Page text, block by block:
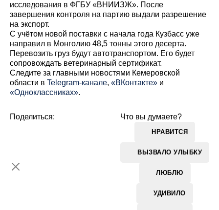
исследования в ФГБУ «ВНИИЗЖ». После
завершения контроля на партию выдали разрешение
на экспорт.
С учётом новой поставки с начала года Кузбасс уже
направил в Монголию 48,5 тонны этого десерта.
Перевозить груз будут автотранспортом. Его будет
сопровождать ветеринарный сертификат.
Cледите за главными новостями Кемеровской
области в Telegram-канале, «ВКонтакте» и
«Одноклассниках».
Что вы думаете?
НРАВИТСЯ
ВЫЗВАЛО УЛЫБКУ
ЛЮБЛЮ
УДИВИЛО
Поделиться: